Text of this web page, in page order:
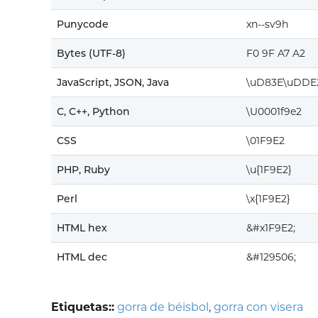
Punycode xn--sv9h
Bytes (UTF-8) F0 9F A7 A2
JavaScript, JSON, Java
C, C++, Python \U0001f9e2
CSS \01F9E2
PHP, Ruby \u{1F9E2}
Perl \x{1F9E2}
HTML hex &#x1F9E2;
HTML dec &#129506;
Etiquetas:: gorra de béisbol , gorra con visera